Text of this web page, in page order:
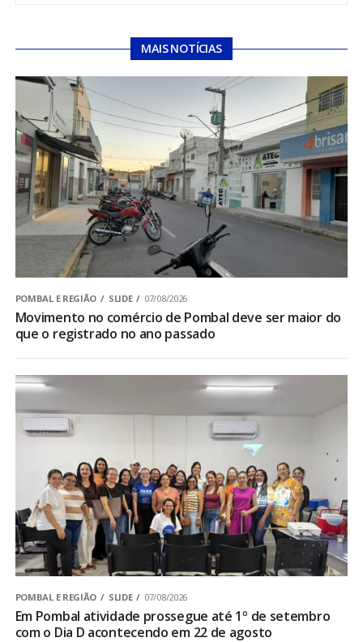
MAIS NOTÍCIAS
POMBAL E REGIÃO SLIDE 07/08/2026
Movimento no comércio de Pombal deve ser maior do
que o registrado no ano passado
POMBAL E REGIÃO SLIDE 07/08/2026
Em Pombal atividade prossegue até 1º de setembro
com o Dia D acontecendo em 22 de agosto